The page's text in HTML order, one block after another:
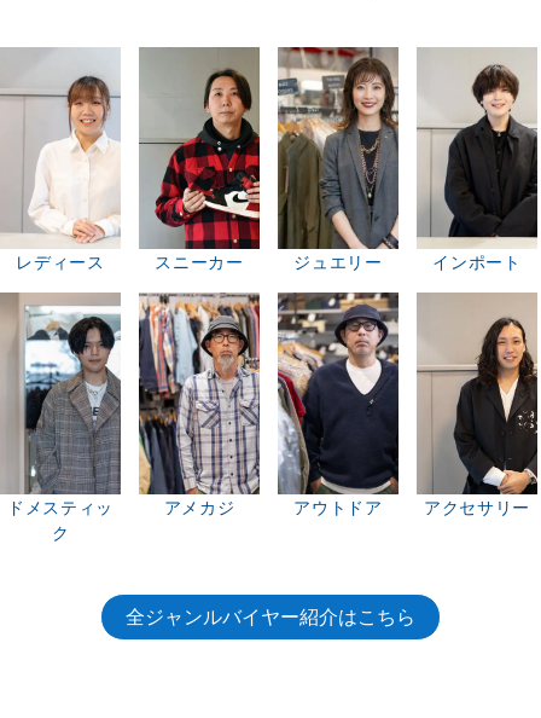
レディース スニーカー ジュエリー インポート
ドメスティッ
ク
アメカジ アウトドア アクセサリー
全ジャンルバイヤー紹介はこちら